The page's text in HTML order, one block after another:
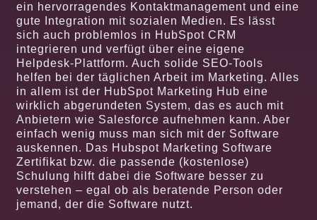
ein hervorragendes Kontaktmanagement und eine
gute Integration mit sozialen Medien. Es lässt
sich auch problemlos in HubSpot CRM
integrieren und verfügt über eine eigene
Helpdesk-Plattform. Auch solide SEO-Tools
helfen bei der täglichen Arbeit im Marketing. Alles
in allem ist der HubSpot Marketing Hub eine
wirklich abgerundeten System, das es auch mit
Anbietern wie Salesforce aufnehmen kann. Aber
einfach wenig muss man sich mit der Software
auskennen. Das Hubspot Marketing Software
Zertifikat bzw. die passende (kostenlose)
Schulung hilft dabei die Software besser zu
verstehen – egal ob als beratende Person oder
jemand, der die Software nutzt.